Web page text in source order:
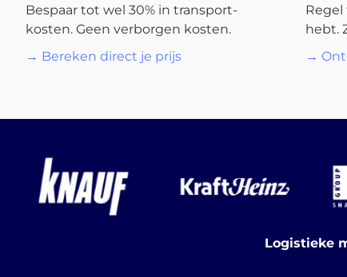
Bespaar tot wel 30% in transport-
kosten. Geen verborgen kosten.
→ Bereken direct je prijs
hebt.
→
Logistieke